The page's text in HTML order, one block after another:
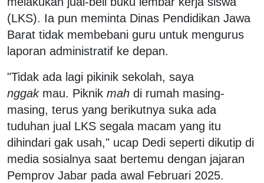
(LKS). Ia pun meminta Dinas Pendidikan Jawa
Barat tidak membebani guru untuk mengurus
laporan administratif ke depan.
"Tidak ada lagi pikinik sekolah, saya
nggakmau. Piknik mah di rumah masing-
masing, terus yang berikutnya suka ada
tuduhan jual LKS segala macam yang itu
dihindari gak usah," ucap Dedi seperti dikutip di
media sosialnya saat bertemu dengan jajaran
Pemprov Jabar pada awal Februari 2025.